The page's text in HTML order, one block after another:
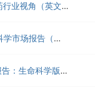
富睿玛泽：2025高管晴雨表-生命科学与制药行业视角（英文版）（22页）.pdf
Newmark：2025年第二季度圣地亚哥生命科学市场报告（英文版）（24页）.pdf
印孚瑟斯Infosys：2025年AI业务价值雷达报告：生命科学版（英文版）（24页）.pdf